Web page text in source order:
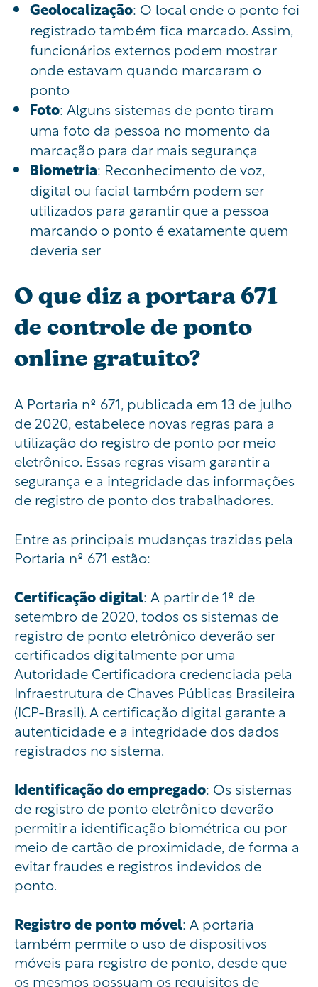
Geolocalização: O local onde o ponto foi
registrado também fica marcado. Assim,
funcionários externos podem mostrar
onde estavam quando marcaram o
ponto
Foto: Alguns sistemas de ponto tiram
uma foto da pessoa no momento da
marcação para dar mais segurança
Biometria: Reconhecimento de voz,
digital ou facial também podem ser
utilizados para garantir que a pessoa
marcando o ponto é exatamente quem
deveria ser
O que diz a portara 671
de controle de ponto
online gratuito?
A Portaria nº 671, publicada em 13 de julho
de 2020, estabelece novas regras para a
utilização do registro de ponto por meio
eletrônico. Essas regras visam garantir a
segurança e a integridade das informações
de registro de ponto dos trabalhadores.
Entre as principais mudanças trazidas pela
Portaria nº 671 estão:
Certificaçãodigital: A partir de 1º de
setembro de 2020, todos os sistemas de
registro de ponto eletrônico deverão ser
certificados digitalmente por uma
Autoridade Certificadora credenciada pela
Infraestrutura de Chaves Públicas Brasileira
(ICP-Brasil). A certificação digital garante a
autenticidade e a integridade dos dados
registrados no sistema.
Identificação do empregado: Os sistemas
de registro de ponto eletrônico deverão
permitir a identificação biométrica ou por
meio de cartão de proximidade, de forma a
evitar fraudes e registros indevidos de
ponto.
Registro de ponto móvel: A portaria
também permite o uso de dispositivos
móveis para registro de ponto, desde que
os mesmos possuam os requisitos de